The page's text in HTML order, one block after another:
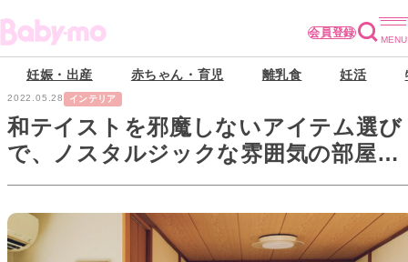
会員登録
妊娠・出産 赤ちゃん・育児 離乳食 妊活
2022.05.28 インテリア
和テイストを邪魔しないアイテム選び
で、ノスタルジックな雰囲気の部屋に
【赤ちゃんがいる家のインテリア】